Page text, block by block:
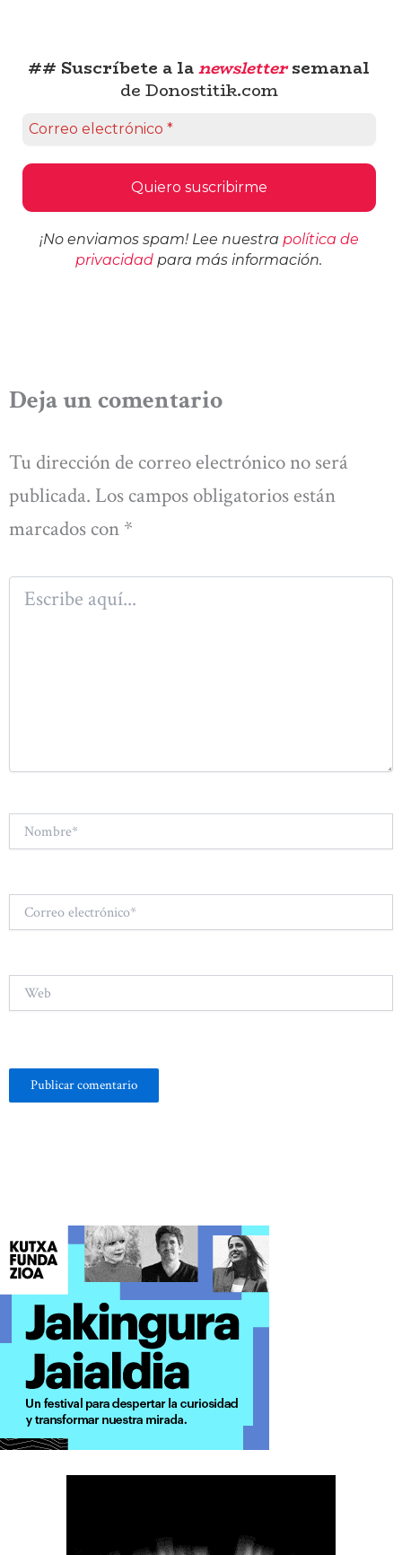
## Suscríbete a lanewslettersemanal
de Donostitik.com
¡No enviamos spam! Lee nuestra política de
privacidad para más información.
Deja un comentario
Tu dirección de correo electrónico no será
publicada. Los campos obligatorios están
marcados con *
Escribe
aquí...
electrónico*